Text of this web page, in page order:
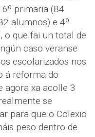
primaria (84
alumnos) e 4º
o que fai un total de
caso veranse
escolarizados nos
á reforma do
agora xa acolle 3
se
para que o Colexio
peso dentro de